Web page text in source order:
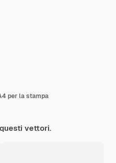
per la stampa
vettori.